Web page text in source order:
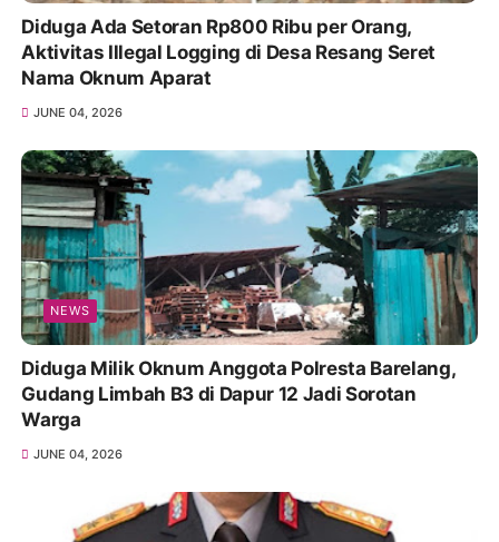
Diduga Ada Setoran Rp800 Ribu per Orang,
Aktivitas Illegal Logging di Desa Resang Seret
Nama Oknum Aparat
JUNE 04, 2026
NEWS
Diduga Milik Oknum Anggota Polresta Barelang,
Gudang Limbah B3 di Dapur 12 Jadi Sorotan
Warga
JUNE 04, 2026